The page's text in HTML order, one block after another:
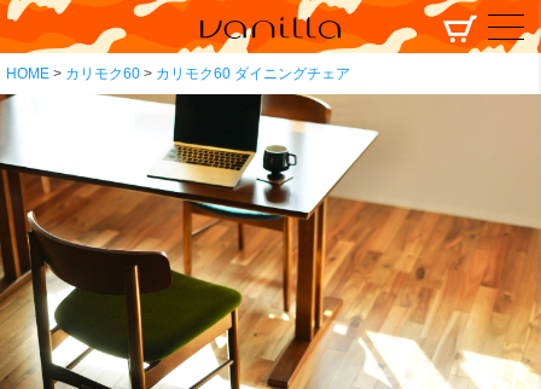
HOME カリモク60 カリモク60 ダイニングチェア